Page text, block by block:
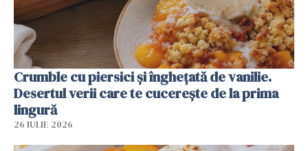
Crumble cu piersici și înghețată de vanilie.
Desertul verii care te cucerește de la prima
lingură
26 IULIE 2026